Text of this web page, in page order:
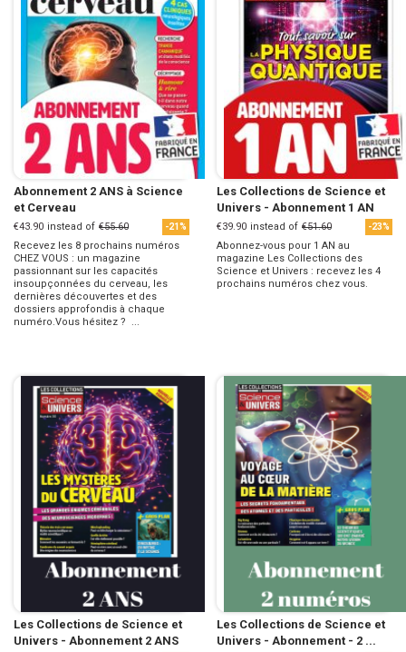
Abonnement 2 ANS à Science
et Cerveau
€43.90 instead of €55.60 -21%
Recevez les 8 prochains numéros
CHEZ VOUS : un magazine
passionnant sur les capacités
insoupçonnées du cerveau, les
dernières découvertes et des
dossiers approfondis à chaque
numéro.Vous hésitez ? ...
Les Collections de Science et
Univers - Abonnement 1 AN
€39.90 instead of €51.60 -23%
Abonnez-vous pour 1 AN au
magazine Les Collections des
Science et Univers : recevez les 4
prochains numéros chez vous.
Les Collections de Science et
Univers - Abonnement 2 ANS
Les Collections de Science et
Univers - Abonnement - 2 ...